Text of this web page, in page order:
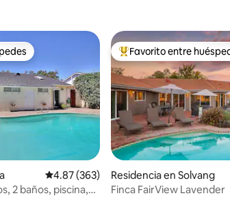
evaluaciones
Calificación promedio: 4.87 de 5; 363
4.87 (363)
2 baños, piscina,
De los mejores en
Favorito entre
Residencia en Solvang
Finca FairView Lavender